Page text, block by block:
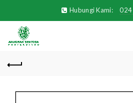
Hubungi Kami: